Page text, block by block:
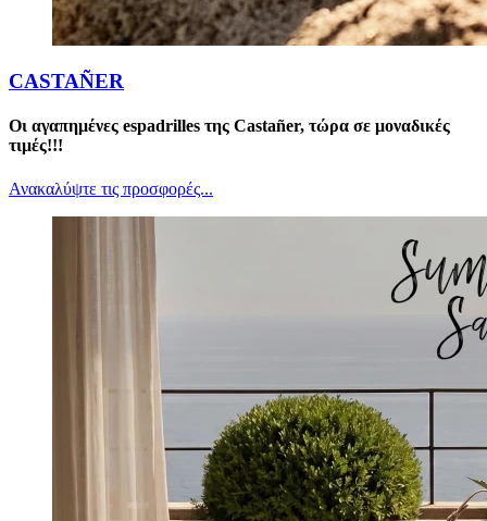
CASTAÑER
Οι αγαπημένες espadrilles της Castañer, τώρα σε μοναδικές
τιμές!!!
Ανακαλύψτε τις προσφορές...